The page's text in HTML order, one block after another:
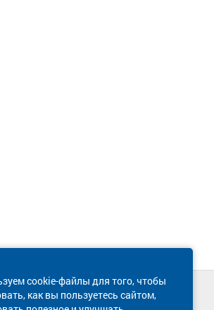
cookie-файлы для того, чтобы
как вы пользуетесь сайтом,
Техническая поддержка сайта